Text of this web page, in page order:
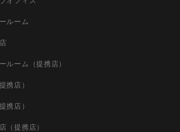
ルーム
ルーム（提携店）
携店）
携店）
（提携店）